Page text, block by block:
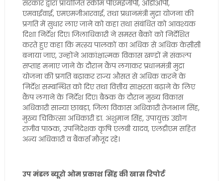
सरकार द्वारा प्रायोजित स्कीम पीएमईजीपी, ओडीओपी,
एमवाईवाई, एमएमजीआरवाई, तथा प्रधानमंत्री मुद्रा योजना की
प्रगति में सुधार लाए जाने को कहा तथा संबंधित को आवश्यक
दिशा निर्देश दिए। जिलाधिकारी ने समस्त बैंकों को निर्देशित
करते हुए कहा कि मत्स्य पालकों का अधिक से अधिक केसीसी
बनाया जाए, उन्होंने आकांक्षात्मक विकास खण्डों में संकल्प
सप्ताह मनाए जाने के दौरान कैंप लगाकर प्रधानमंत्री मुद्रा
योजना की प्रगति बढ़ाकर राज्य औसत से अधिक करने के
निर्देश सम्बन्धित को दिए तथा वित्तीय साक्षरता बढ़ाने के लिए
कैंप लगाने के निर्देश दिए। बैठक के दौरान मुख्य विकास
अधिकारी सान्या छाबड़ा, जिला विकास अधिकारी तेजभान सिंह,
मुख्य चिकित्सा अधिकारी डा. अंशुमान सिंह, उपायुक्त उद्योग
राजीव पाठक, उपनिदेशक कृषि एलबी यादव, एलडीएम सहित
अन्य अधिकारी व बैंकर्स मौजूद रहे।
उप मंडल ब्यूरो ओम प्रकाश सिंह की खास रिपोर्ट